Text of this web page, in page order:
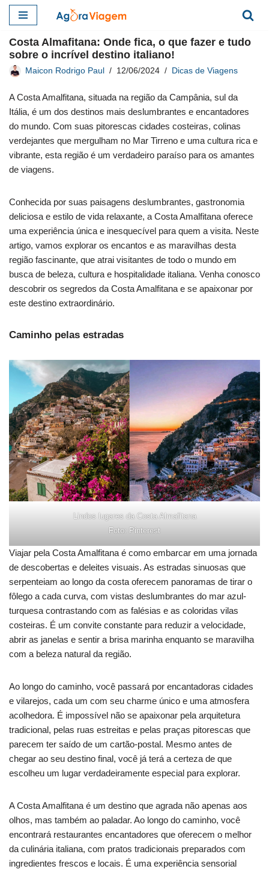
para
o
conteúdo
Costa Almafitana: Onde fica, o que fazer e tudo
sobre o incrível destino italiano!
Maicon Rodrigo Paul 12/06/2024 Dicas de Viagens
A Costa Amalfitana, situada na região da Campânia, sul da
Itália, é um dos destinos mais deslumbrantes e encantadores
do mundo. Com suas pitorescas cidades costeiras, colinas
verdejantes que mergulham no Mar Tirreno e uma cultura rica e
vibrante, esta região é um verdadeiro paraíso para os amantes
de viagens.
Conhecida por suas paisagens deslumbrantes, gastronomia
deliciosa e estilo de vida relaxante, a Costa Amalfitana oferece
uma experiência única e inesquecível para quem a visita. Neste
artigo, vamos explorar os encantos e as maravilhas desta
região fascinante, que atrai visitantes de todo o mundo em
busca de beleza, cultura e hospitalidade italiana. Venha conosco
descobrir os segredos da Costa Amalfitana e se apaixonar por
este destino extraordinário.
Caminho pelas estradas
Lindos lugares da Costa Almafitana
Foto: Pinterest
Viajar pela Costa Amalfitana é como embarcar em uma jornada
de descobertas e deleites visuais. As estradas sinuosas que
serpenteiam ao longo da costa oferecem panoramas de tirar o
fôlego a cada curva, com vistas deslumbrantes do mar azul-
turquesa contrastando com as falésias e as coloridas vilas
costeiras. É um convite constante para reduzir a velocidade,
abrir as janelas e sentir a brisa marinha enquanto se maravilha
com a beleza natural da região.
Ao longo do caminho, você passará por encantadoras cidades
e vilarejos, cada um com seu charme único e uma atmosfera
acolhedora. É impossível não se apaixonar pela arquitetura
tradicional, pelas ruas estreitas e pelas praças pitorescas que
parecem ter saído de um cartão-postal. Mesmo antes de
chegar ao seu destino final, você já terá a certeza de que
escolheu um lugar verdadeiramente especial para explorar.
A Costa Amalfitana é um destino que agrada não apenas aos
olhos, mas também ao paladar. Ao longo do caminho, você
encontrará restaurantes encantadores que oferecem o melhor
da culinária italiana, com pratos tradicionais preparados com
ingredientes frescos e locais. É uma experiência sensorial